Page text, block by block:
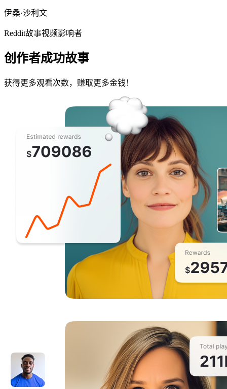
伊桑·沙利文
Reddit故事视频影响者
创作者成功故事
获得更多观看次数，赚取更多金钱！